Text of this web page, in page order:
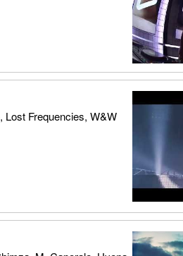
Lost Frequencies, W&W